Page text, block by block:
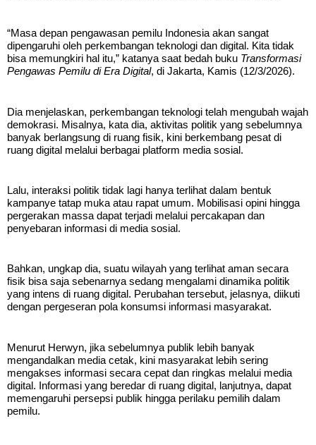
“Masa depan pengawasan pemilu Indonesia akan sangat
dipengaruhi oleh perkembangan teknologi dan digital. Kita tidak
bisa memungkiri hal itu,” katanya saat bedah buku Transformasi
Pengawas Pemilu di Era Digital, di Jakarta, Kamis (12/3/2026).
Dia menjelaskan, perkembangan teknologi telah mengubah wajah
demokrasi. Misalnya, kata dia, aktivitas politik yang sebelumnya
banyak berlangsung di ruang fisik, kini berkembang pesat di
ruang digital melalui berbagai platform media sosial.
Lalu, interaksi politik tidak lagi hanya terlihat dalam bentuk
kampanye tatap muka atau rapat umum. Mobilisasi opini hingga
pergerakan massa dapat terjadi melalui percakapan dan
penyebaran informasi di media sosial.
Bahkan, ungkap dia, suatu wilayah yang terlihat aman secara
fisik bisa saja sebenarnya sedang mengalami dinamika politik
yang intens di ruang digital. Perubahan tersebut, jelasnya, diikuti
dengan pergeseran pola konsumsi informasi masyarakat.
Menurut Herwyn, jika sebelumnya publik lebih banyak
mengandalkan media cetak, kini masyarakat lebih sering
mengakses informasi secara cepat dan ringkas melalui media
digital. Informasi yang beredar di ruang digital, lanjutnya, dapat
memengaruhi persepsi publik hingga perilaku pemilih dalam
pemilu.